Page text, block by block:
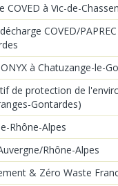
COVED à Vic-de-
COVED/
à Chatuzange-le-
de protection de
Gontardes)
Rhône-Alpes
Rhône-Alpes
& Zéro Waste